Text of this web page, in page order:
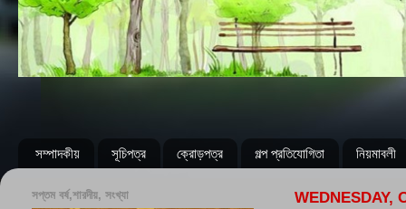
সম্পাদকীয় সূচিপত্র ক্রোড়পত্র গল্প প্রতিযোগিতা নিয়মাবলী
WEDNESDAY,
সপ্তম বর্ষ,শারদীয়, সংখ্যা